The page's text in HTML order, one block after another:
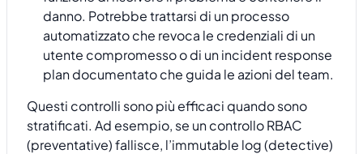
danno. Potrebbe trattarsi di un processo
automatizzato che revoca le credenziali di un
utente compromesso o di un incident response
plan documentato che guida le azioni del team.
Questi controlli sono più efficaci quando sono
stratificati. Ad esempio, se un controllo RBAC
(preventative) fallisce, l’immutable log (detective)